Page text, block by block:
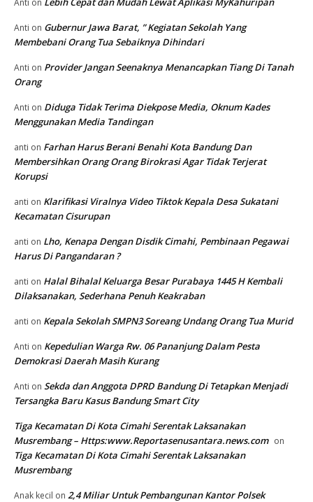
Anti on Gubernur Jawa Barat, ” Kegiatan Sekolah Yang
Membebani Orang Tua Sebaiknya Dihindari
Anti on Provider Jangan Seenaknya Menancapkan Tiang Di Tanah
Orang
Anti on Diduga Tidak Terima Diekpose Media, Oknum Kades
Menggunakan Media Tandingan
anti on Farhan Harus Berani Benahi Kota Bandung Dan
Membersihkan Orang Orang Birokrasi Agar Tidak Terjerat
Korupsi
anti on Klarifikasi Viralnya Video Tiktok Kepala Desa Sukatani
Kecamatan Cisurupan
anti on Lho, Kenapa Dengan Disdik Cimahi, Pembinaan Pegawai
Harus Di Pangandaran ?
anti on Halal Bihalal Keluarga Besar Purabaya 1445 H Kembali
Dilaksanakan, Sederhana Penuh Keakraban
anti on Kepala Sekolah SMPN3 Soreang Undang Orang Tua Murid
Anti on Kepedulian Warga Rw. 06 Pananjung Dalam Pesta
Demokrasi Daerah Masih Kurang
Anti on Sekda dan Anggota DPRD Bandung Di Tetapkan Menjadi
Tersangka Baru Kasus Bandung Smart City
Tiga Kecamatan Di Kota Cimahi Serentak Laksanakan
Musrembang – Https:www.Reportasenusantara.news.com on
Tiga Kecamatan Di Kota Cimahi Serentak Laksanakan
Musrembang
Anak kecil on 2,4 Miliar Untuk Pembangunan Kantor Polsek